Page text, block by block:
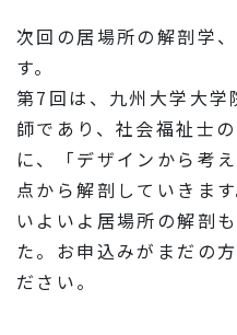
次回の居場所の解剖学
す。
第7回は、九州大学大
師であり、社会福祉士
に、「デザインから考
点から解剖していきます
いよいよ居場所の解剖
た。お申込みがまだの
ださい。